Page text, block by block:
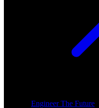
Engineer The Future